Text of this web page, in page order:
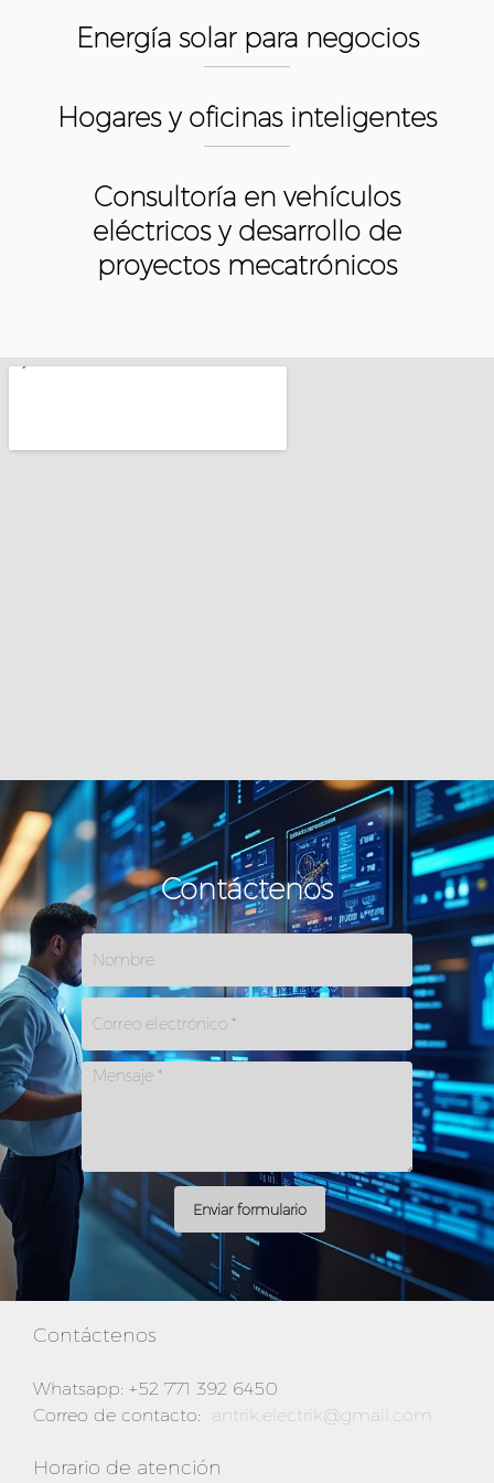
Energía solar para negocios
Hogares y oficinas inteligentes
Consultoría en vehículos
eléctricos y desarrollo de
proyectos mecatrónicos
Contáctenos
Enviar formulario
Contáctenos
Whatsapp: +52 771 392 6450
Correo de contacto: antrik.electrik@gmail.com
Horario de atención